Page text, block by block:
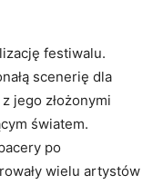
festiwalu.
scenerię dla
jego złożonymi
światem.
po
wielu artystów